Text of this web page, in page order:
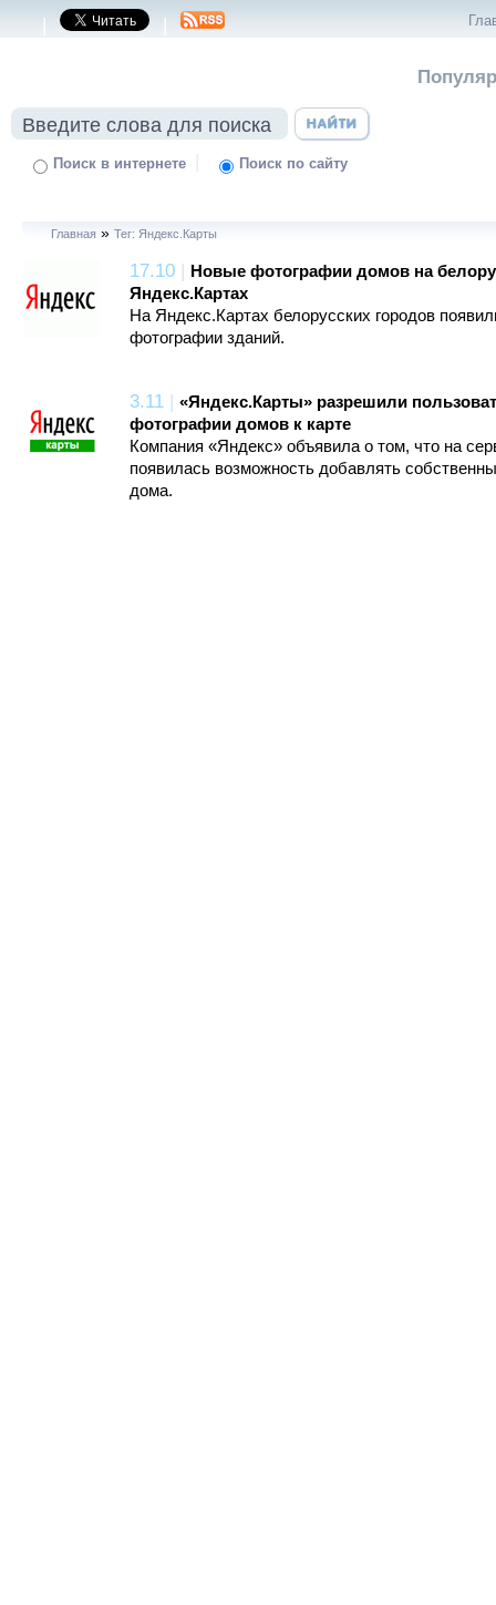
| |
Поиск в интернете | Поиск по сайту
Главная » Тег: Яндекс.Карты
17.10 | Новые фотографии домов на
Яндекс.Картах
На Яндекс.Картах белорусских городов
фотографии зданий.
3.11 | «Яндекс.Карты» разрешили
фотографии домов к карте
Компания «Яндекс» объявила о том, что на
появилась возможность добавлять
дома.